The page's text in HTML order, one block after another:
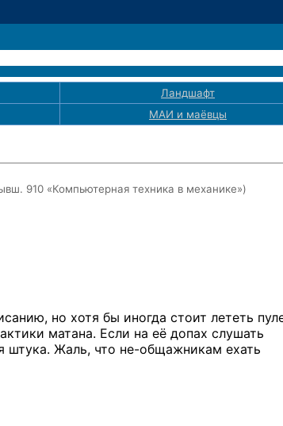
Ландшафт
МАИ и маёвцы
910 «Компьютерная техника в механике»)
но хотя бы иногда стоит лететь
матана. Если на её допах слушать
штука. Жаль, что не-общажникам ехать